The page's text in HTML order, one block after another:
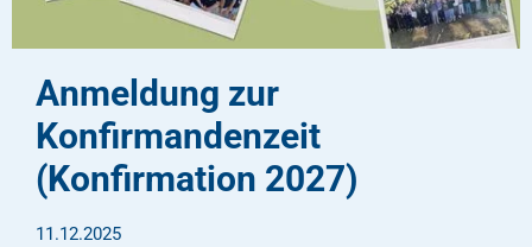
Anmeldung zur
Konfirmandenzeit
(Konfirmation 2027)
11.12.2025